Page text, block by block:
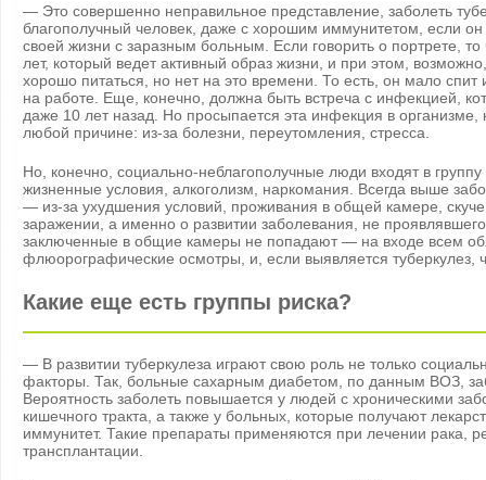
— Это совершенно неправильное представление, заболеть
благополучный человек, даже с хорошим иммунитетом, если
своей жизни с заразным больным. Если говорить о портрете,
лет, который ведет активный образ жизни, и при этом,
хорошо питаться, но нет на это времени. То есть, он мало спит
на работе. Еще, конечно, должна быть встреча с инфекцией,
даже 10 лет назад. Но просыпается эта инфекция в организме,
любой причине: из-за болезни, переутомления, стресса.
Но, конечно, социально-неблагополучные люди входят в
жизненные условия, алкоголизм, наркомания. Всегда выше
— из-за ухудшения условий, проживания в общей камере,
заражении, а именно о развитии заболевания, не
заключенные в общие камеры не попадают — на входе всем
флюорографические осмотры, и, если выявляется туберкулез,
Какие еще есть группы риска?
— В развитии туберкулеза играют свою роль не только
факторы. Так, больные сахарным диабетом, по данным ВОЗ,
Вероятность заболеть повышается у людей с хроническими
кишечного тракта, а также у больных, которые получают
иммунитет. Такие препараты применяются при лечении рака,
трансплантации.